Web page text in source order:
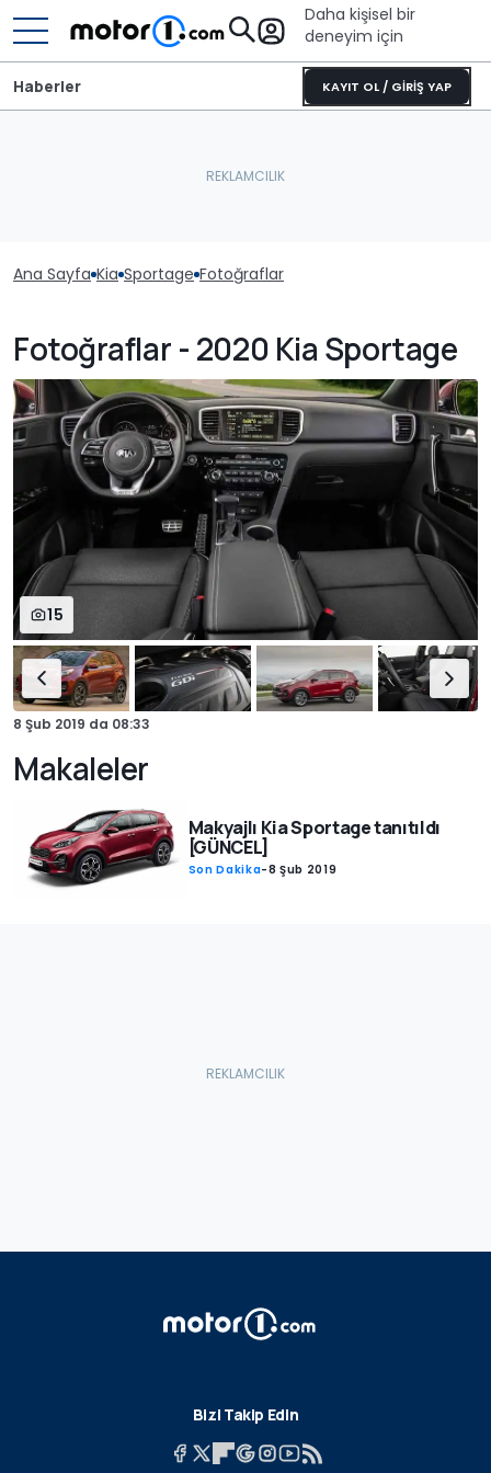
Daha kişisel bir
deneyim için
KAYIT OL / GİRİŞ YAP
Haberler
Ana Sayfa Kia Sportage Fotoğraflar
Fotoğraflar - 2020 Kia Sportage
15
8 Şub 2019 da 08:33
Makaleler
Makyajlı Kia Sportage tanıtıldı
[GÜNCEL]
Son Dakika-8 Şub 2019
Bizi Takip Edin